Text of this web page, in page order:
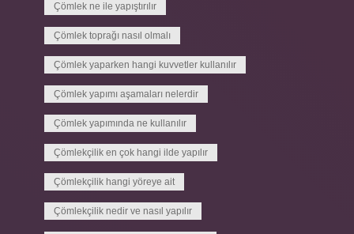
Çömlek ne ile yapıştırılır
Çömlek toprağı nasıl olmalı
Çömlek yaparken hangi kuvvetler kullanılır
Çömlek yapımı aşamaları nelerdir
Çömlek yapımında ne kullanılır
Çömlekçilik en çok hangi ilde yapılır
Çömlekçilik hangi yöreye ait
Çömlekçilik nedir ve nasıl yapılır